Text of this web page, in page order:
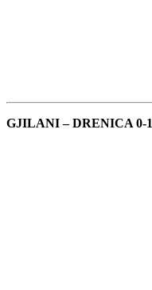
GJILANI – DRENICA 0-1